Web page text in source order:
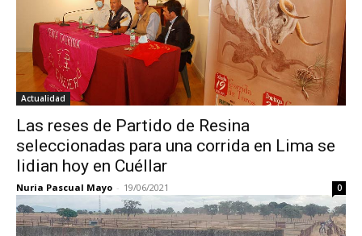
Actualidad
Las reses de Partido de Resina
seleccionadas para una corrida en Lima se
lidian hoy en Cuéllar
Nuria Pascual Mayo - 19/06/2021 0